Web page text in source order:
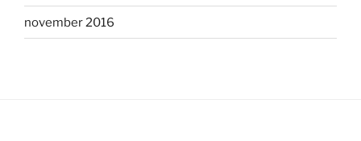
november 2016